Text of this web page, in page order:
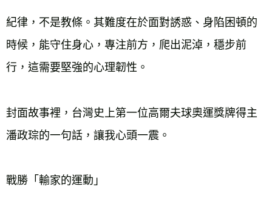
紀律，不是教條。其難度在於面對誘惑、身陷困頓的
時候，能守住身心，專注前方，爬出泥淖，穩步前
行，這需要堅強的心理韌性。
封面故事裡，台灣史上第一位高爾夫球奧運獎牌得主
潘政琮的一句話，讓我心頭一震。
戰勝「輸家的運動」